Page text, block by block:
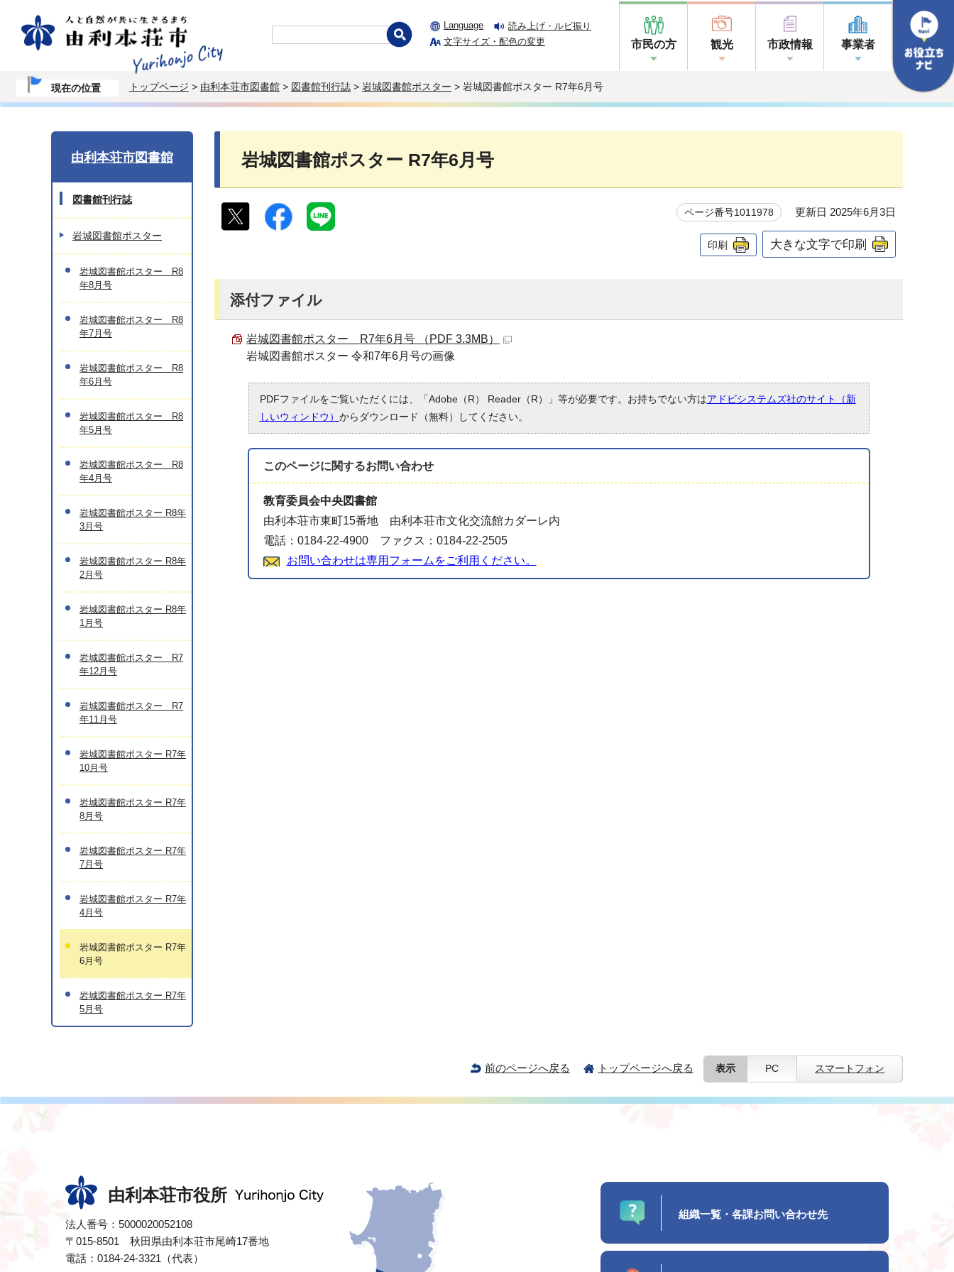
Language
読み上げ・ルビ振り
文字サイズ・配色の変更
市民の方 観光 市政情報 事業者
現在の位置 トップページ > 由利本荘市図書館 > 図書館刊行誌 > 岩城図書館ポスター > 岩城図書館ポスター R7年6月号
岩城図書館ポスター R7年6月号
ページ番号1011978 更新日 2025年6月3日
印刷 大きな文字で印刷
添付ファイル
岩城図書館ポスター R7年6月号 （PDF 3.3MB）
岩城図書館ポスター 令和7年6月号の画像
PDFファイルをご覧いただくには、「Adobe（R） Reader（R）」等が必要です。お持ちでない方はアドビシステムズ社のサイト（新
しいウィンドウ） からダウンロード（無料）してください。
このページに関するお問い合わせ
教育委員会中央図書館
由利本荘市東町15番地 由利本荘市文化交流館カダーレ内
電話：0184-22-4900 ファクス：0184-22-2505
お問い合わせは専用フォームをご利用ください。
由利本荘市図書館
図書館刊行誌
岩城図書館ポスター
岩城図書館ポスター R8
年8月号
岩城図書館ポスター R8
年7月号
岩城図書館ポスター R8
年6月号
岩城図書館ポスター R8
年5月号
岩城図書館ポスター R8
年4月号
岩城図書館ポスター R8年
3月号
岩城図書館ポスター R8年
2月号
岩城図書館ポスター R8年
1月号
岩城図書館ポスター R7
年12月号
岩城図書館ポスター R7
年11月号
岩城図書館ポスター R7年
10月号
岩城図書館ポスター R7年
8月号
岩城図書館ポスター R7年
7月号
岩城図書館ポスター R7年
4月号
岩城図書館ポスター R7年
6月号
岩城図書館ポスター R7年
5月号
前のページへ戻る トップページへ戻る 表示 PC スマートフォン
由利本荘市役所
法人番号：5000020052108
〒015-8501 秋田県由利本荘市尾崎17番地
電話：0184-24-3321（代表）
組織一覧・各課お問い合わせ先